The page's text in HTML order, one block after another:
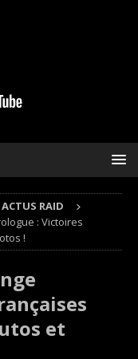
RAID
: Victoires
!
et